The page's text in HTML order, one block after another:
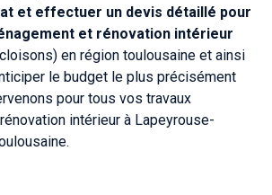
et effectuer un devis détaillé pour
et rénovation intérieur
en région toulousaine et ainsi
le budget le plus précisément
pour tous vos travaux
intérieur à Lapeyrouse-